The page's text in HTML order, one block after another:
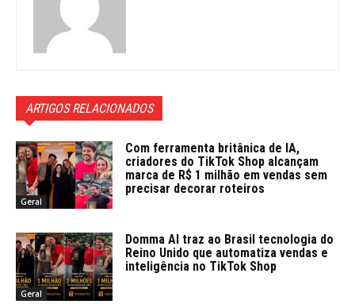
ARTIGOS RELACIONADOS
Geral
Com ferramenta britânica de IA,
criadores do TikTok Shop alcançam
marca de R$ 1 milhão em vendas sem
precisar decorar roteiros
Geral
Domma AI traz ao Brasil tecnologia do
Reino Unido que automatiza vendas e
inteligência no TikTok Shop